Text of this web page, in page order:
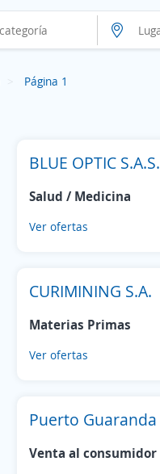
Página 1
BLUE OPTIC S.A.S.
Salud / Medicina
Ver ofertas
CURIMINING S.A.
Materias Primas
Ver ofertas
Puerto Guaranda
Venta al consumidor